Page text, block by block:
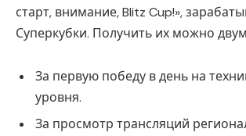
старт, внимание, Blitz Cup!»,
Суперкубки. Получить их можно
За первую победу в день на
уровня.
За просмотр трансляций